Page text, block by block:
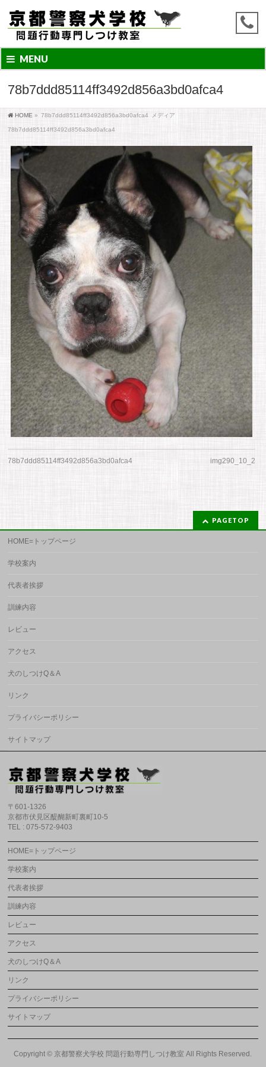
MENU
78b7ddd85114ff3492d856a3bd0afca4
HOME » 78b7ddd85114ff3492d856a3bd0afca4 メディア
78b7ddd85114ff3492d856a3bd0afca4
78b7ddd85114ff3492d856a3bd0afca4 img290_10_2
PAGETOP
HOME=トップページ
学校案内
代表者挨拶
訓練内容
レビュー
アクセス
犬のしつけQ＆A
リンク
プライバシーポリシー
サイトマップ
〒601-1326
京都市伏見区醍醐新町裏町10-5
TEL : 075-572-9403
HOME=トップページ
学校案内
代表者挨拶
訓練内容
レビュー
アクセス
犬のしつけQ＆A
リンク
プライバシーポリシー
サイトマップ
Copyright ©京都警察犬学校 問題行動専門しつけ教室 All Rights Reserved.